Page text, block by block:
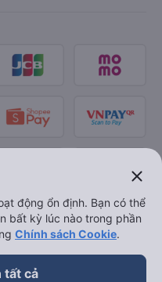
close
động ổn định. Bạn có thể
bất kỳ lúc nào trong phần
Chính sách Cookie.
tất cả